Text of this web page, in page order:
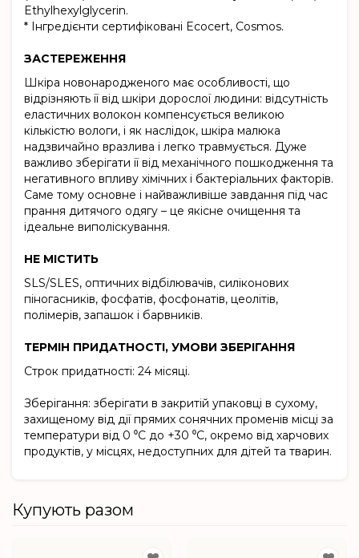
Ethylhexylglycerin.
* Інгредієнти сертифіковані Ecocert, Cosmos.
ЗАСТЕРЕЖЕННЯ
Шкіра новонародженого має особливості, що
відрізняють її від шкіри дорослої людини: відсутність
еластичних волокон компенсується великою
кількістю вологи, і як наслідок, шкіра малюка
надзвичайно вразлива і легко травмується. Дуже
важливо зберігати її від механічного пошкодження та
негативного впливу хімічних і бактеріальних факторів.
Саме тому основне і найважливіше завдання під час
прання дитячого одягу – це якісне очищення та
ідеальне виполіскування.
НЕ МІСТИТЬ
SLS/SLES, оптичних відбілювачів, силіконових
піногасників, фосфатів, фосфонатів, цеолітів,
полімерів, запашок і барвників.
ТЕРМІН ПРИДАТНОСТІ, УМОВИ ЗБЕРІГАННЯ
Строк придатності: 24 місяці.
Зберігання: зберігати в закритій упаковці в сухому,
захищеному від дії прямих сонячних променів місці за
температури від 0 ⁰C до +30 ⁰C, окремо від харчових
продуктів, у місцях, недоступних для дітей та тварин.
Купують разом